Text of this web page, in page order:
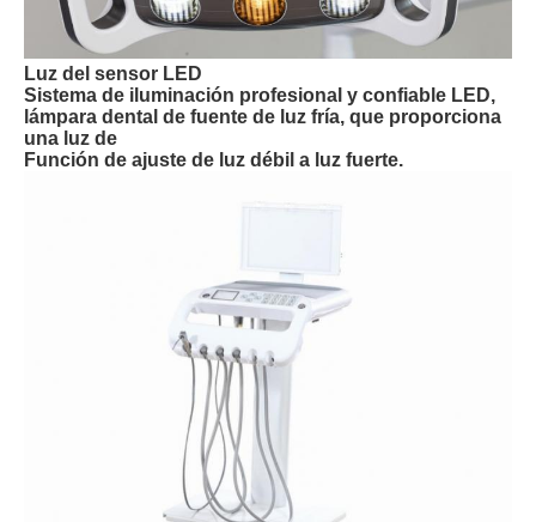
Luz del sensor LED
Sistema de iluminación profesional y confiable LED,
lámpara dental de fuente de luz fría, que proporciona
una luz de
Función de ajuste de luz débil a luz fuerte.